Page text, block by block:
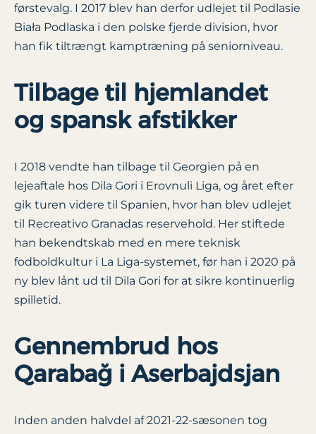
førstevalg. I 2017 blev han derfor udlejet til Podlasie
Biała Podlaska i den polske fjerde division, hvor
han fik tiltrængt kamptræning på seniorniveau.
Tilbage til hjemlandet
og spansk afstikker
I 2018 vendte han tilbage til Georgien på en
lejeaftale hos Dila Gori i Erovnuli Liga, og året efter
gik turen videre til Spanien, hvor han blev udlejet
til Recreativo Granadas reservehold. Her stiftede
han bekendtskab med en mere teknisk
fodboldkultur i La Liga-systemet, før han i 2020 på
ny blev lånt ud til Dila Gori for at sikre kontinuerlig
spilletid.
Gennembrud hos
Qarabağ i Aserbajdsjan
Inden anden halvdel af 2021-22-sæsonen tog